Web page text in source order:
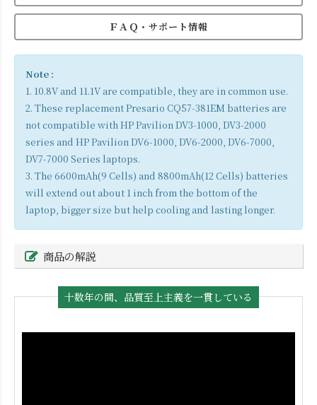
ＦＡＱ・サポート情報
Note :
1. 10.8V and 11.1V are compatible, they are in common use.
2. These replacement Presario CQ57-381EM batteries are
not compatible with HP Pavilion DV3-1000, DV3-2000
series and HP Pavilion DV6-1000, DV6-2000, DV6-7000,
DV7-7000 Series laptops.
3. The 6600mAh(9 Cells) and 8800mAh(12 Cells) batteries
will extend out about 1 inch from the bottom of the
laptop, bigger size but help cooling and lasting longer.
商品の解説
十数年の間、品質至上主義を一貫している